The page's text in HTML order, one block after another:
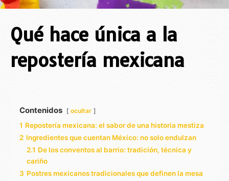
Qué hace única a la
repostería mexicana
Contenidos ocultar
1 Repostería mexicana: el sabor de una historia mestiza
2 Ingredientes que cuentan México: no solo endulzan
2.1 De los conventos al barrio: tradición, técnica y
cariño
3 Postres mexicanos tradicionales que definen la mesa